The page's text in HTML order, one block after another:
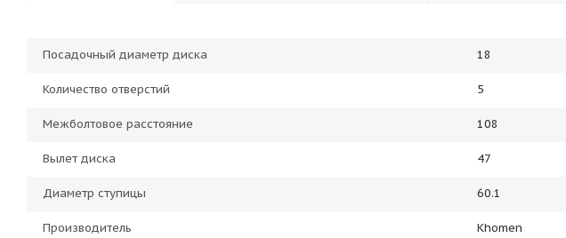
Посадочный диаметр диска 18
Количество отверстий 5
Межболтовое расстояние 108
Вылет диска 47
Диаметр ступицы 60.1
Производитель Khomen